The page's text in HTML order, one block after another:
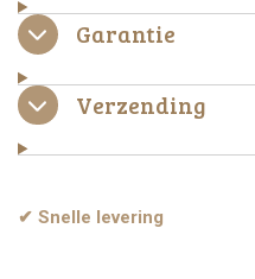
Garantie
Verzending
✔ Snelle levering